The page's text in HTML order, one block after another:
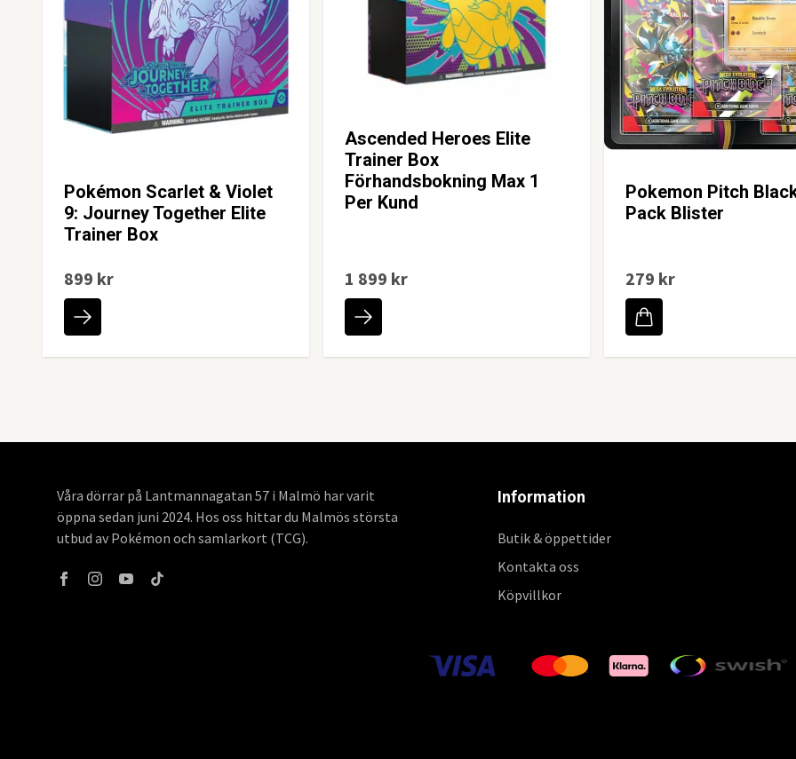
Pokémon Scarlet & Violet
9: Journey Together Elite
Trainer Box
899 kr
Ascended Heroes Elite
Trainer Box
Förhandsbokning Max 1
Per Kund
1 899 kr
Pokemon Pitch
Pack Blister
279 kr
Våra dörrar på Lantmannagatan 57 i Malmö har varit
öppna sedan juni 2024. Hos oss hittar du Malmös största
utbud av Pokémon och samlarkort (TCG).
Information
Butik & öppettider
Kontakta oss
Köpvillkor